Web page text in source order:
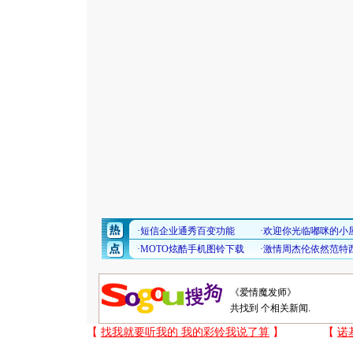
共找到 个相关新闻.